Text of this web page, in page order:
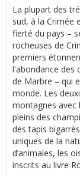
La plupart des
sud, à la Crimée
fierté du pays –
rocheuses de
premiers
l'abondance des
de Marbre – qui
monde. Les
montagnes avec
pleins des
des tapis
uniques de la
d’animales, les
inscrits au livre